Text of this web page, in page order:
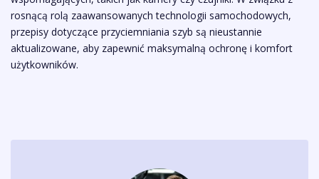
rosnącą rolą zaawansowanych technologii samochodowych,
przepisy dotyczące przyciemniania szyb są nieustannie
aktualizowane, aby zapewnić maksymalną ochronę i komfort
użytkowników.